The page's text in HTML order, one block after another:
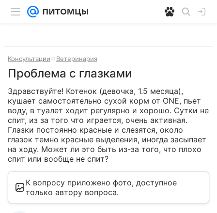
Консультации Ветеринария
Проблема с глазками
Здравствуйте! Котенок (девочка, 1.5 месяца),
кушает самостоятельно сухой корм от ONE, пьет
воду, в туалет ходит регулярно и хорошо. Сутки не
спит, из за того что играется, очень активная.
Глазки постоянно красные и слезятся, около
глазок темно красные выделения, иногда засыпает
на ходу. Может ли это быть из-за того, что плохо
спит или вообще не спит?
К вопросу приложено фото, доступное
только автору вопроса.